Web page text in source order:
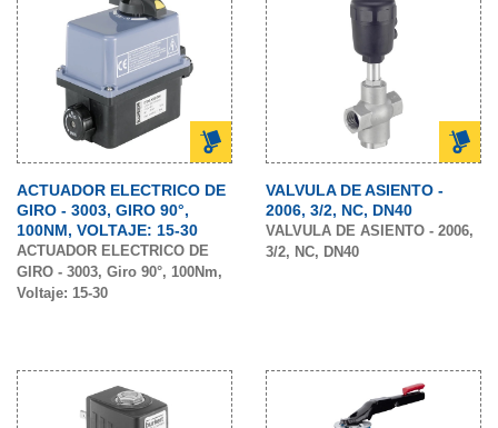
ACTUADOR ELECTRICO DE
GIRO - 3003, GIRO 90°,
100NM, VOLTAJE: 15-30
ACTUADOR ELECTRICO DE
GIRO - 3003, Giro 90°, 100Nm,
Voltaje: 15-30
VALVULA DE ASIENTO -
2006, 3/2, NC, DN40
VALVULA DE ASIENTO - 2006,
3/2, NC, DN40